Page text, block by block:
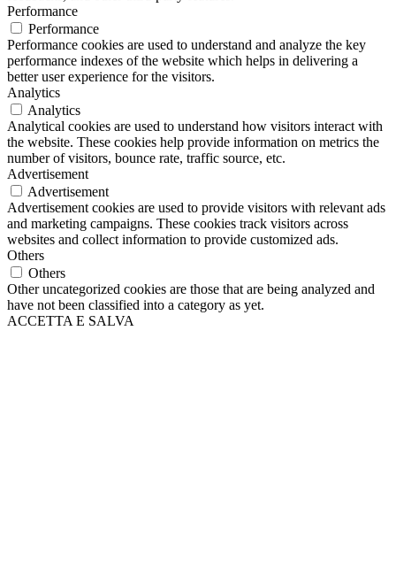
Performance
Performance
Performance cookies are used to understand and analyze the key
performance indexes of the website which helps in delivering a
better user experience for the visitors.
Analytics
Analytics
Analytical cookies are used to understand how visitors interact with
the website. These cookies help provide information on metrics the
number of visitors, bounce rate, traffic source, etc.
Advertisement
Advertisement
Advertisement cookies are used to provide visitors with relevant ads
and marketing campaigns. These cookies track visitors across
websites and collect information to provide customized ads.
Others
Others
Other uncategorized cookies are those that are being analyzed and
have not been classified into a category as yet.
ACCETTA E SALVA